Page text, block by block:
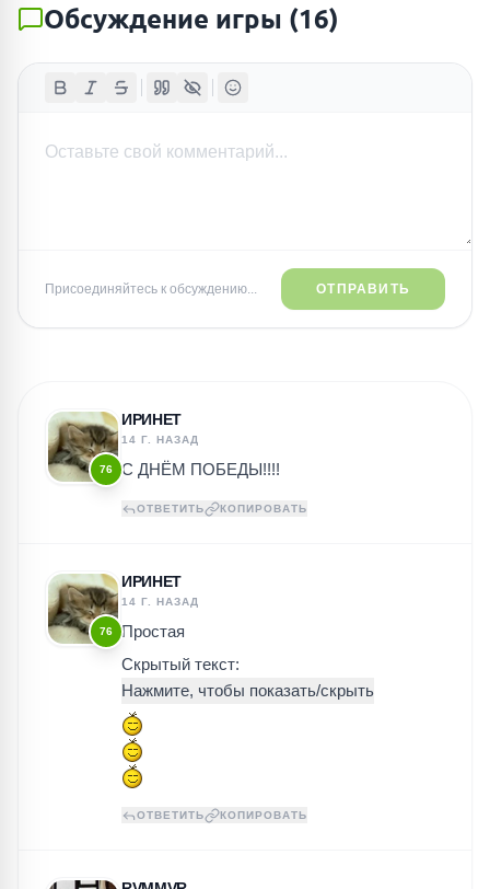
ПОИСК ИГР
Обсуждение игры (16)
Присоединяйтесь к обсуждению... ОТПРАВИТЬ
76
ИРИНЕТ
14 Г. НАЗАД
С ДНЁМ ПОБЕДЫ!!!!
ОТВЕТИТЬ КОПИРОВАТЬ
76
ИРИНЕТ
14 Г. НАЗАД
Простая
Скрытый текст:
ОТВЕТИТЬ КОПИРОВАТЬ